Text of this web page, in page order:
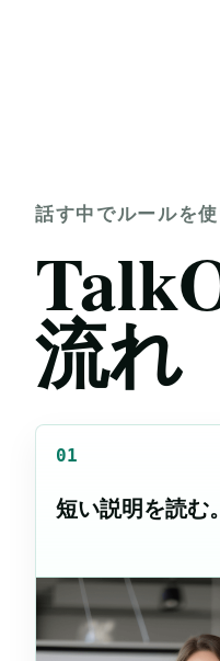
話す中でルールを
流れ
01
短い説明を読む。